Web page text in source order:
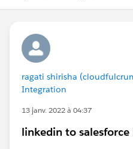
ragati shirisha
Integration
13 janv. 2022 à 04:37
linkedin to